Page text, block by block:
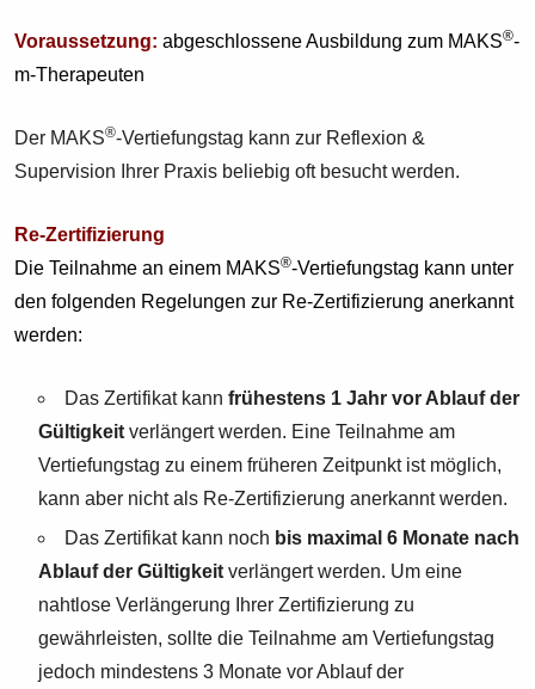
Voraussetzung:abgeschlossene Ausbildung zum MAKS®-
m-Therapeuten
Der MAKS®-Vertiefungstag kann zur Reflexion &
Supervision Ihrer Praxis beliebig oft besucht werden.
Re-Zertifizierung
Die Teilnahme an einem MAKS®-Vertiefungstag kann unter
den folgenden Regelungen zur Re-Zertifizierung anerkannt
werden:
Das Zertifikat kannfrühestens 1 Jahr vor Ablauf der
Gültigkeit verlängert werden. Eine Teilnahme am
Vertiefungstag zu einem früheren Zeitpunkt ist möglich,
kann aber nicht als Re-Zertifizierung anerkannt werden.
Das Zertifikat kann noch bis maximal 6 Monate nach
Ablauf der Gültigkeit verlängert werden. Um eine
nahtlose Verlängerung Ihrer Zertifizierung zu
gewährleisten, sollte die Teilnahme am Vertiefungstag
jedoch mindestens 3 Monate vor Ablauf der